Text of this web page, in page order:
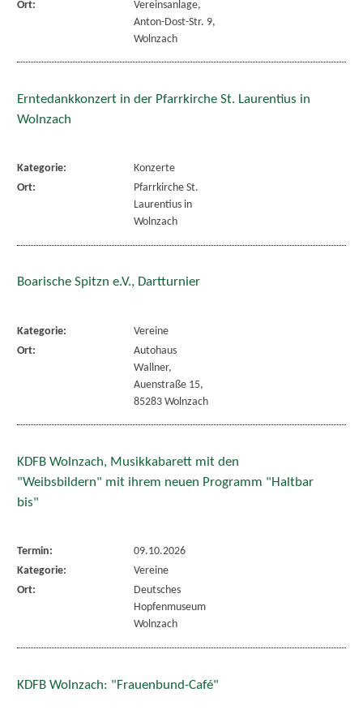
Ort:
Vereinsanlage,
Anton-Dost-Str. 9,
Wolnzach
Erntedankkonzert in der Pfarrkirche St. Laurentius in
Wolnzach
Kategorie:
Konzerte
Ort:
Pfarrkirche St.
Laurentius in
Wolnzach
Boarische Spitzn e.V., Dartturnier
Kategorie:
Vereine
Ort:
Autohaus
Wallner,
Auenstraße 15,
85283 Wolnzach
KDFB Wolnzach, Musikkabarett mit den
"Weibsbildern" mit ihrem neuen Programm "Haltbar
bis"
Termin:
09.10.2026
Kategorie:
Vereine
Ort:
Deutsches
Hopfenmuseum
Wolnzach
KDFB Wolnzach: "Frauenbund-Café"